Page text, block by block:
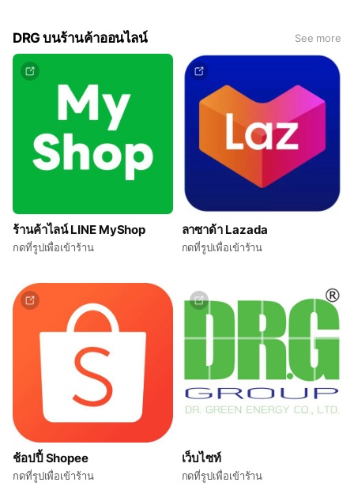
Results Web results มาตรฐาน
***ส่งฟรี***เก็บเงินปลายทาง***)
DRG บนร้านค้าออนไลน์ See more
ร้านค้าไลน์ LINE MyShop
กดที่รูปเพื่อเข้าร้าน
ลาซาด้า Lazada
กดที่รูปเพื่อเข้าร้าน
ช้อปปี้ Shopee
กดที่รูปเพื่อเข้าร้าน
เว็บไซท์
กดที่รูปเพื่อเข้าร้าน